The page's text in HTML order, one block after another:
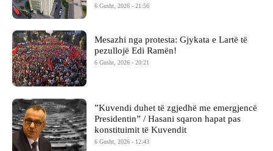
6 Gusht, 2026 - 21:56
Mesazhi nga protesta: Gjykata e Lartë të
pezullojë Edi Ramën!
6 Gusht, 2026 - 20:21
​”Kuvendi duhet të zgjedhë me emergjencë
Presidentin” / Hasani sqaron hapat pas
konstituimit të Kuvendit
6 Gusht, 2026 - 12:43